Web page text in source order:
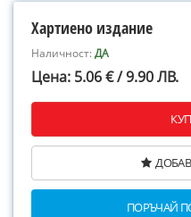
Хартиено издание
Наличност:ДА
Цена: 5.06 € / 9.90 ЛВ.
ПОРЪЧАЙ